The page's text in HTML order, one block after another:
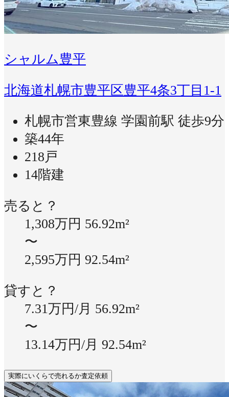
シャルム豊平
北海道札幌市豊平区豊平4条3丁目1-1
札幌市営東豊線 学園前駅 徒歩9分
築44年
218戸
14階建
売ると？
1,308万円 56.92m²
〜
2,595万円 92.54m²
貸すと？
7.31万円/月 56.92m²
〜
13.14万円/月 92.54m²
実際にいくらで売れるか査定依頼